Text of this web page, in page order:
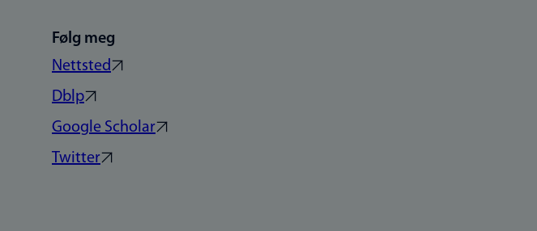
Følg meg
Nettsted
Dblp
Google Scholar
Twitter